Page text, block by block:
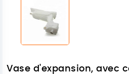
Vase d'expansion, avec